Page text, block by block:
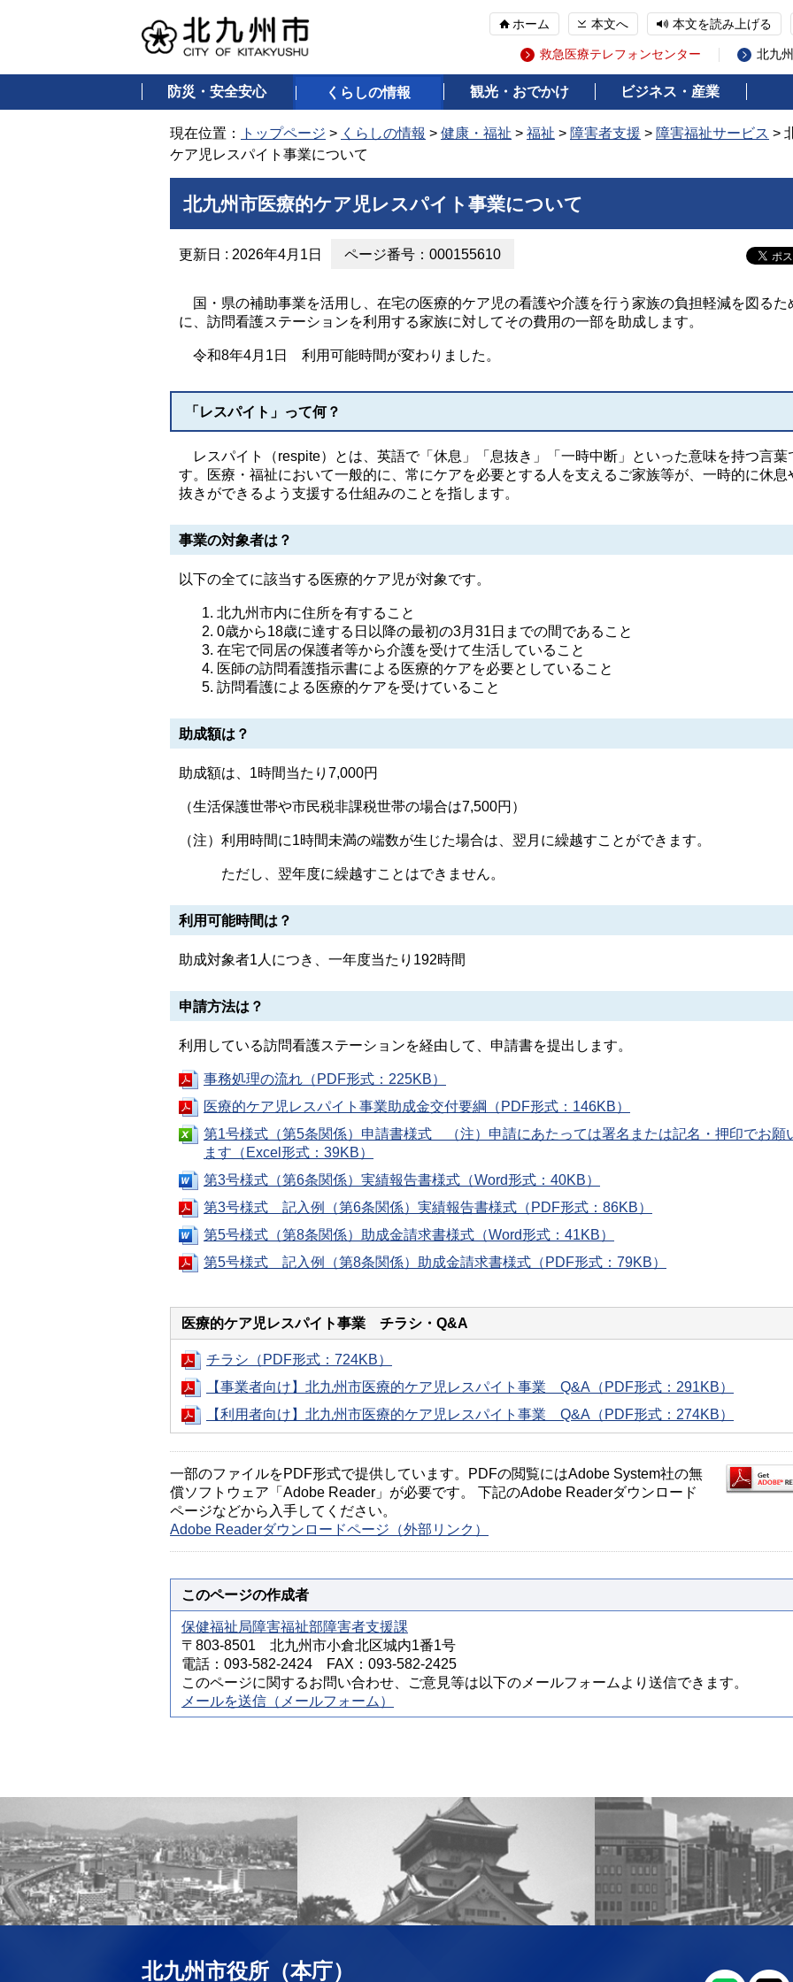
ホーム 本文へ 本文を読み上げる
救急医療テレフォンセンター 北九
防災・安全安心 くらしの情報 観光・おでかけ ビジネス・産業
現在位置： トップページ > くらしの情報 > 健康・福祉 > 福祉 > 障害者支援 > 障害福祉サービス >
ケア児レスパイト事業について
北九州市医療的ケア児レスパイト事業について
更新日 : 2026年4月1日 ページ番号：000155610
国・県の補助事業を活用し、在宅の医療的ケア児の看護や介護を行う家族の負担軽減を図るた
に、訪問看護ステーションを利用する家族に対してその費用の一部を助成します。
令和8年4月1日 利用可能時間が変わりました。
「レスパイト」って何？
レスパイト（respite）とは、英語で「休息」「息抜き」「一時中断」といった意味を持つ言葉
す。医療・福祉において一般的に、常にケアを必要とする人を支えるご家族等が、一時的に休息
抜きができるよう支援する仕組みのことを指します。
事業の対象者は？
以下の全てに該当する医療的ケア児が対象です。
北九州市内に住所を有すること
0歳から18歳に達する日以降の最初の3月31日までの間であること
在宅で同居の保護者等から介護を受けて生活していること
医師の訪問看護指示書による医療的ケアを必要としていること
訪問看護による医療的ケアを受けていること
助成額は？
助成額は、1時間当たり7,000円
（生活保護世帯や市民税非課税世帯の場合は7,500円）
（注）利用時間に1時間未満の端数が生じた場合は、翌月に繰越すことができます。
ただし、翌年度に繰越すことはできません。
利用可能時間は？
助成対象者1人につき、一年度当たり192時間
申請方法は？
利用している訪問看護ステーションを経由して、申請書を提出します。
事務処理の流れ（PDF形式：225KB）
医療的ケア児レスパイト事業助成金交付要綱（PDF形式：146KB）
第1号様式（第5条関係）申請書様式 （注）申請にあたっては署名または記名・押印でお願
ます（Excel形式：39KB）
第3号様式（第6条関係）実績報告書様式（Word形式：40KB）
第3号様式 記入例（第6条関係）実績報告書様式（PDF形式：86KB）
第5号様式（第8条関係）助成金請求書様式（Word形式：41KB）
第5号様式 記入例（第8条関係）助成金請求書様式（PDF形式：79KB）
医療的ケア児レスパイト事業 チラシ・Q&A
チラシ（PDF形式：724KB）
【事業者向け】北九州市医療的ケア児レスパイト事業 Q&A（PDF形式：291KB）
【利用者向け】北九州市医療的ケア児レスパイト事業 Q&A（PDF形式：274KB）
一部のファイルをPDF形式で提供しています。PDFの閲覧にはAdobe System社の無
償ソフトウェア「Adobe Reader」が必要です。 下記のAdobe Readerダウンロード
ページなどから入手してください。
Adobe Readerダウンロードページ（外部リンク）
このページの作成者
保健福祉局障害福祉部障害者支援課
〒803-8501 北九州市小倉北区城内1番1号
電話：093-582-2424 FAX：093-582-2425
このページに関するお問い合わせ、ご意見等は以下のメールフォームより送信できます。
メールを送信（メールフォーム）
北九州市役所（本庁）